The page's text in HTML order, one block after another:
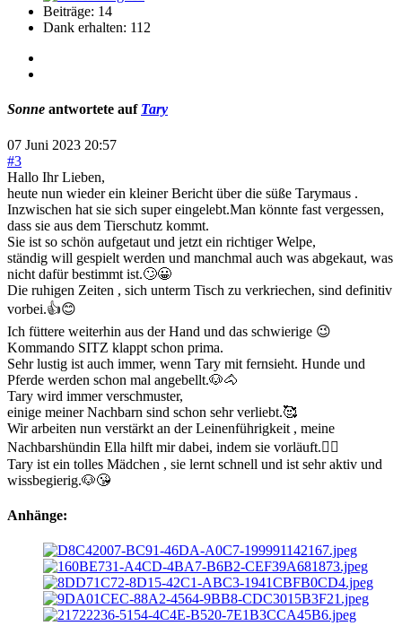
Beiträge: 14
Dank erhalten: 112
Sonne antwortete auf Tary
07 Juni 2023 20:57
#3
Hallo Ihr Lieben,
heute nun wieder ein kleiner Bericht über die süße Tarymaus .
Inzwischen hat sie sich super eingelebt.Man könnte fast vergessen,
dass sie aus dem Tierschutz kommt.
Sie ist so schön aufgetaut und jetzt ein richtiger Welpe,
ständig will gespielt werden und manchmal auch was abgekaut, was
nicht dafür bestimmt ist.🙄😀
Die ruhigen Zeiten , sich unterm Tisch zu verkriechen, sind definitiv
vorbei.👍😊
Ich füttere weiterhin aus der Hand und das schwierige 😉
Kommando SITZ klappt schon prima.
Sehr lustig ist auch immer, wenn Tary mit fernsieht. Hunde und
Pferde werden schon mal angebellt.🐶🐴
Tary wird immer verschmuster,
einige meiner Nachbarn sind schon sehr verliebt.🥰
Wir arbeiten nun verstärkt an der Leinenführigkeit , meine
Nachbarshündin Ella hilft mir dabei, indem sie vorläuft.🐕‍🦺
Tary ist ein tolles Mädchen , sie lernt schnell und ist sehr aktiv und
wissbegierig.🐶😘
Anhänge: